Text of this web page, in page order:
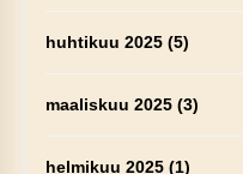
huhtikuu 2025(5)
maaliskuu 2025(3)
helmikuu 2025(1)